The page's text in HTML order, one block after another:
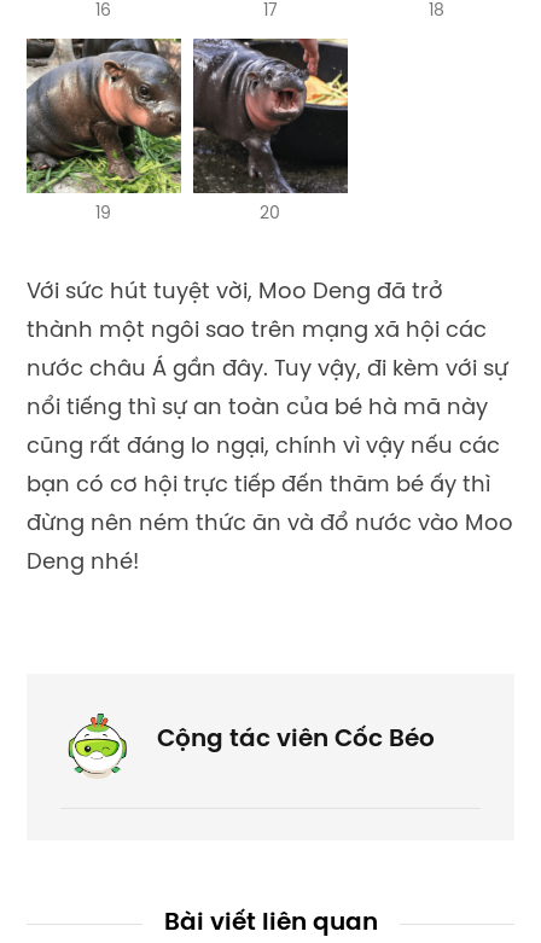
16 17 18
19 20
Với sức hút tuyệt vời, Moo Deng đã trở
thành một ngôi sao trên mạng xã hội các
nước châu Á gần đây. Tuy vậy, đi kèm với sự
nổi tiếng thì sự an toàn của bé hà mã này
cũng rất đáng lo ngại, chính vì vậy nếu các
bạn có cơ hội trực tiếp đến thăm bé ấy thì
đừng nên ném thức ăn và đổ nước vào Moo
Deng nhé!
Cộng tác viên Cốc Béo
Bài viết liên quan